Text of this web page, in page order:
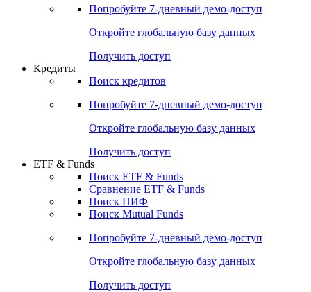
Поиск акций
Российские IPO/SPO
Попробуйте7-дневный
Откройте глобальную базу данных
Получить доступ
Поиск кредитов
Попробуйте7-дневный
Откройте глобальную базу данных
Получить доступ
ETF & Funds
Сравнение ETF & Funds
Поиск Mutual Funds
Попробуйте7-дневный